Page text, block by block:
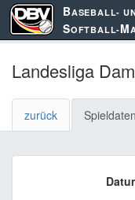
BASEBALL-
SOFTBALL-M
Landesliga
zurück Spieldaten